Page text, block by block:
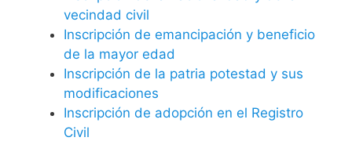
vecindad civil
Inscripción de emancipación y beneficio
de la mayor edad
Inscripción de la patria potestad y sus
modificaciones
Inscripción de adopción en el Registro
Civil